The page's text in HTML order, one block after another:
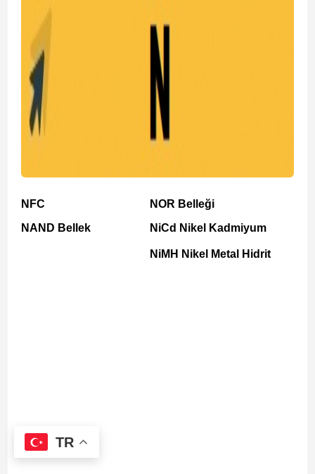
NFC
NAND Bellek
NOR Belleği
NiCd Nikel Kadmiyum
NiMH Nikel Metal Hidrit
TR